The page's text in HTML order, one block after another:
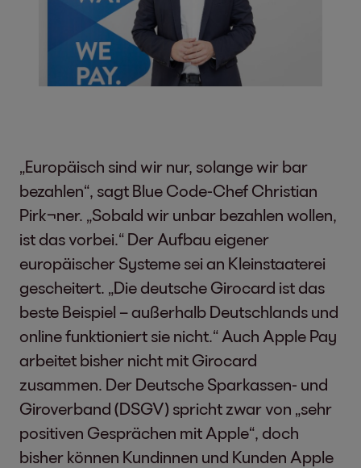
„Europäisch sind wir nur, solange wir bar
bezahlen“, sagt Blue Code-Chef Christian
Pirk¬ner. „Sobald wir unbar bezahlen wollen,
ist das vorbei.“ Der Aufbau eigener
europäischer Systeme sei an Kleinstaaterei
gescheitert. „Die deutsche Girocard ist das
beste Beispiel – außerhalb Deutschlands und
online funktioniert sie nicht.“ Auch Apple Pay
arbeitet bisher nicht mit Girocard
zusammen. Der Deutsche Sparkassen- und
Giroverband (DSGV) spricht zwar von „sehr
positiven Gesprächen mit Apple“, doch
bisher können Kundinnen und Kunden Apple